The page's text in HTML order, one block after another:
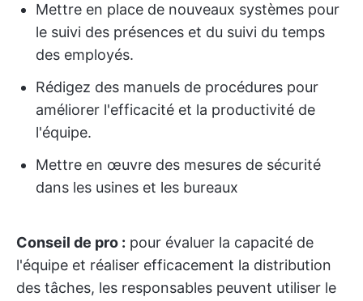
Mettre en place de nouveaux systèmes pour
le suivi des présences et du suivi du temps
des employés.
Rédigez des manuels de procédures pour
améliorer l'efficacité et la productivité de
l'équipe.
Mettre en œuvre des mesures de sécurité
dans les usines et les bureaux
Conseil de pro : pour évaluer la capacité de
l'équipe et réaliser efficacement la distribution
des tâches, les responsables peuvent utiliser le